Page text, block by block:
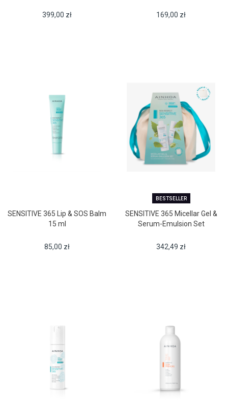
399,00 zł 169,00 zł
SENSITIVE 365 Lip & SOS Balm
15 ml
85,00 zł
BESTSELLER
SENSITIVE 365 Micellar Gel &
Serum-Emulsion Set
342,49 zł